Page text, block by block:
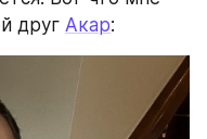
друг Акар: